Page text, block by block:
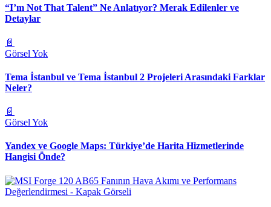
“I’m Not That Talent” Ne Anlatıyor? Merak Edilenler ve
Detaylar
📄
Görsel Yok
Tema İstanbul ve Tema İstanbul 2 Projeleri Arasındaki Farklar
Neler?
📄
Görsel Yok
Yandex ve Google Maps: Türkiye’de Harita Hizmetlerinde
Hangisi Önde?